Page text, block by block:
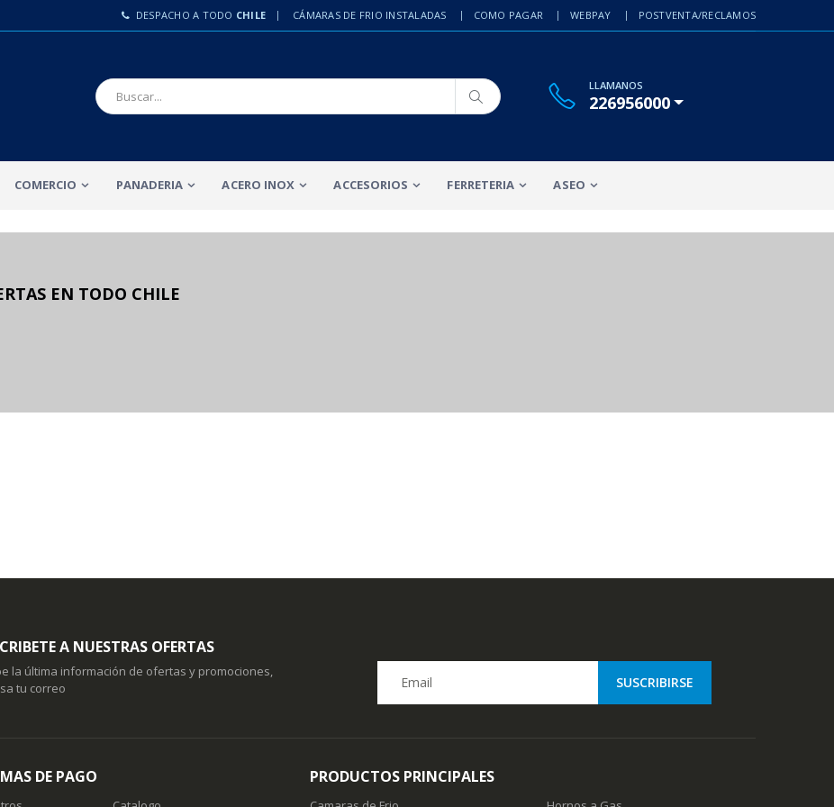
DESPACHO A TODO CHILE CÁMARAS DE FRIO INSTALADAS COMO PAGAR WEBPAY POSTVENTA/RECLAMOS
LLAMANOS
226956000
COMERCIO PANADERIA ACERO INOX ACCESORIOS FERRETERIA ASEO
EN TODO CHILE
A NUESTRAS OFERTAS
la última información de ofertas y promociones,
tu correo
DE PAGO PRODUCTOS PRINCIPALES